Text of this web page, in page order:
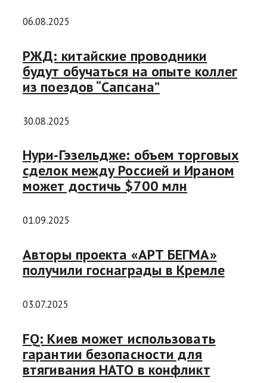
06.08.2025
РЖД: китайские проводники
будут обучаться на опыте коллег
из поездов “Сапсана”
30.08.2025
Нури-Гэзельдже: объем торговых
сделок между Россией и Ираном
может достичь $700 млн
01.09.2025
Авторы проекта «АРТ БЕГМА»
получили госнаграды в Кремле
03.07.2025
FQ: Киев может использовать
гарантии безопасности для
втягивания НАТО в конфликт